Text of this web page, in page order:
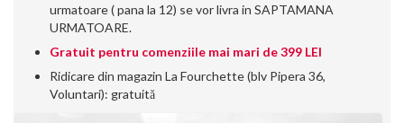
urmatoare ( pana la 12) se vor livra in SAPTAMANA
URMATOARE.
Gratuit pentru comenziile mai mari de 399 LEI
Ridicare din magazin La Fourchette (blv Pipera 36,
Voluntari): gratuită